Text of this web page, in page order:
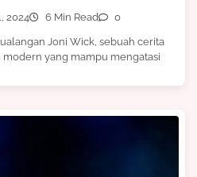
2024 6 Min Read 0
Joni Wick, sebuah cerita
yang mampu mengatasi